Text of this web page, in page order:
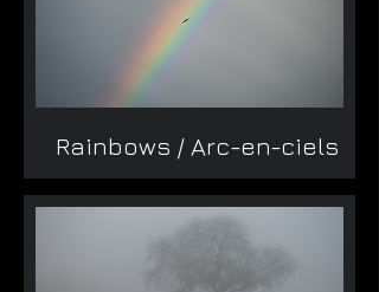
Rainbows / Arc-en-ciels